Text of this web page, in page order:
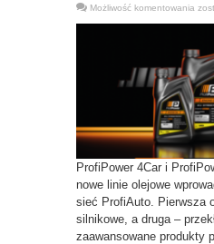
Możliwość komentowania
i
ProfiPower 4Car i
nowe linie olejowe
sieć ProfiAuto. Pierwsza
silnikowe, a druga –
zaawansowane produkty